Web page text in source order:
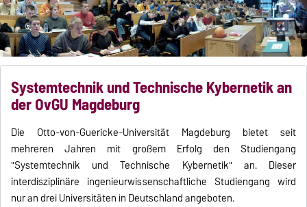
Systemtechnik und Technische Kybernetik an
der OvGU Magdeburg
Die Otto-von-Guericke-Universität Magdeburg bietet seit
mehreren Jahren mit großem Erfolg den Studiengang
"Systemtechnik und Technische Kybernetik" an. Dieser
interdisziplinäre ingenieurwissenschaftliche Studiengang wird
nur an drei Universitäten in Deutschland angeboten.